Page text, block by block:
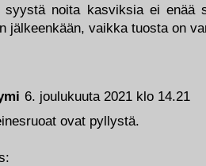
6. joulukuuta 2021 klo 14.21
ovat pyllystä.
syystä noita kasviksia ei enää
jälkeenkään, vaikka tuosta on